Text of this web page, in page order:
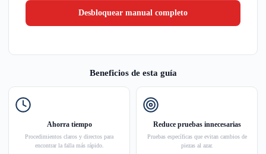
Desbloquear manual completo
Beneficios de esta guía
Ahorra tiempo
Procedimientos claros y directos para
encontrar la falla más rápido.
Reduce pruebas innecesarias
Pruebas específicas que evitan cambios de
piezas al azar.